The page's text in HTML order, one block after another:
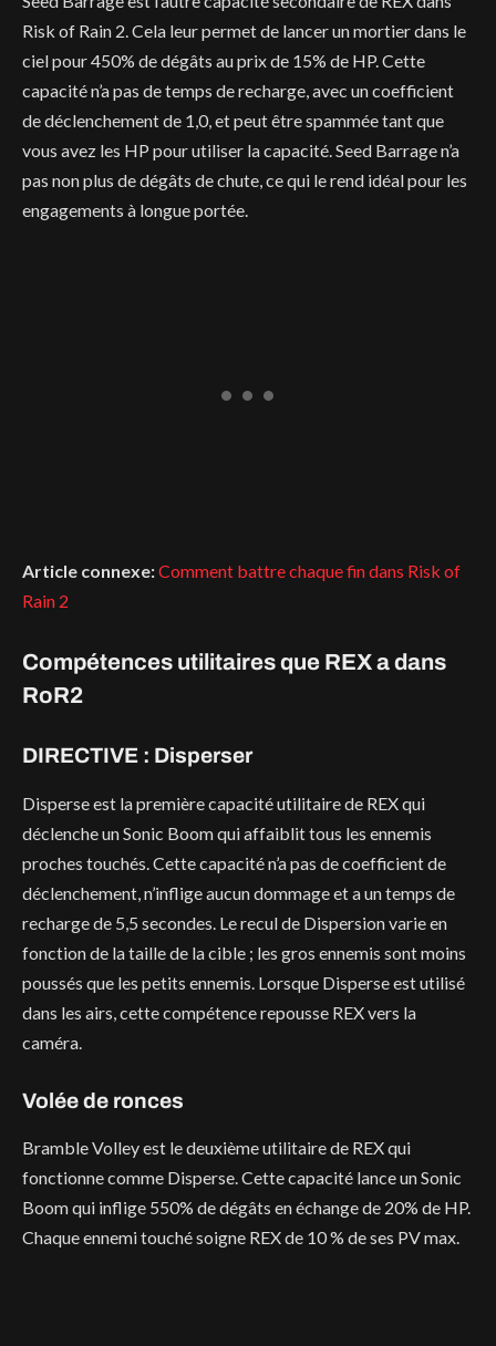
Risk of Rain 2. Cela leur permet de lancer un mortier dans le
ciel pour 450% de dégâts au prix de 15% de HP. Cette
capacité n’a pas de temps de recharge, avec un coefficient
de déclenchement de 1,0, et peut être spammée tant que
vous avez les HP pour utiliser la capacité. Seed Barrage n’a
pas non plus de dégâts de chute, ce qui le rend idéal pour les
engagements à longue portée.
Article connexe:Comment battre chaque fin dans Risk of
Rain 2
Compétences utilitaires que REX a dans
RoR2
DIRECTIVE : Disperser
Disperse est la première capacité utilitaire de REX qui
déclenche un Sonic Boom qui affaiblit tous les ennemis
proches touchés. Cette capacité n’a pas de coefficient de
déclenchement, n’inflige aucun dommage et a un temps de
recharge de 5,5 secondes. Le recul de Dispersion varie en
fonction de la taille de la cible ; les gros ennemis sont moins
poussés que les petits ennemis. Lorsque Disperse est utilisé
dans les airs, cette compétence repousse REX vers la
caméra.
Volée de ronces
Bramble Volley est le deuxième utilitaire de REX qui
fonctionne comme Disperse. Cette capacité lance un Sonic
Boom qui inflige 550% de dégâts en échange de 20% de HP.
Chaque ennemi touché soigne REX de 10 % de ses PV max.